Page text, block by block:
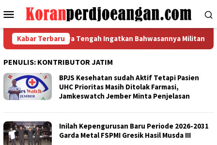
ke
Menu
Mobile
Kabar Terbaru
FSPMI Jawa Tengah Ingatkan Bahwasannya Militansi
PENULIS: KONTRIBUTOR JATIM
BPJS Kesehatan sudah Aktif Tetapi Pasien
UHC Prioritas Masih Ditolak Farmasi,
Jamkeswatch Jember Minta Penjelasan
Inilah Kepengurusan Baru Periode 2026-2031
Garda Metal FSPMI Gresik Hasil Musda III